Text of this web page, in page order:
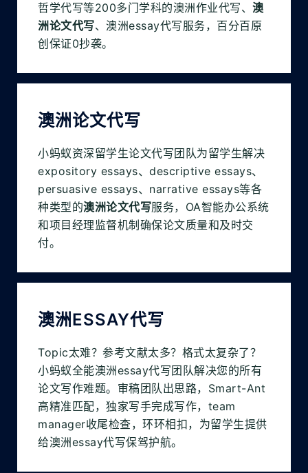
哲学代写等200多门学科的澳洲作业代写、 澳
洲论文代写、澳洲essay代写服务，百分百原
创保证0抄袭。
澳洲论文代写
小蚂蚁资深留学生论文代写团队为留学生解决
expository essays、descriptive essays、
persuasive essays、narrative essays等各
种类型的澳洲论文代写服务，OA智能办公系统
和项目经理监督机制确保论文质量和及时交
付。
澳洲ESSAY代写
Topic太难？参考文献太多？格式太复杂了？
小蚂蚁全能澳洲essay代写团队解决您的所有
论文写作难题。审稿团队出思路，Smart-Ant
高精准匹配，独家写手完成写作，team
manager收尾检查，环环相扣，为留学生提供
给澳洲essay代写保驾护航。